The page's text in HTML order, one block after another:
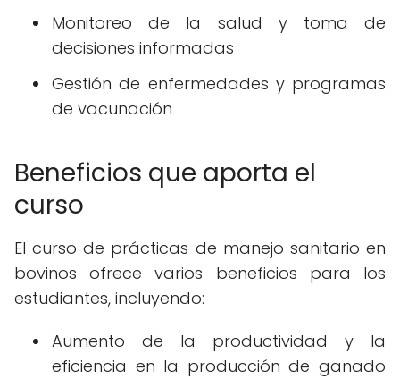
Monitoreo de la salud y toma de
decisiones informadas
Gestión de enfermedades y programas
de vacunación
Beneficios que aporta el
curso
El curso de prácticas de manejo sanitario en
bovinos ofrece varios beneficios para los
estudiantes, incluyendo:
Aumento de la productividad y la
eficiencia en la producción de ganado